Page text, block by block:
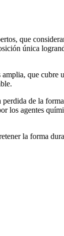
que
única
que cubre
de la
los agentes
la forma